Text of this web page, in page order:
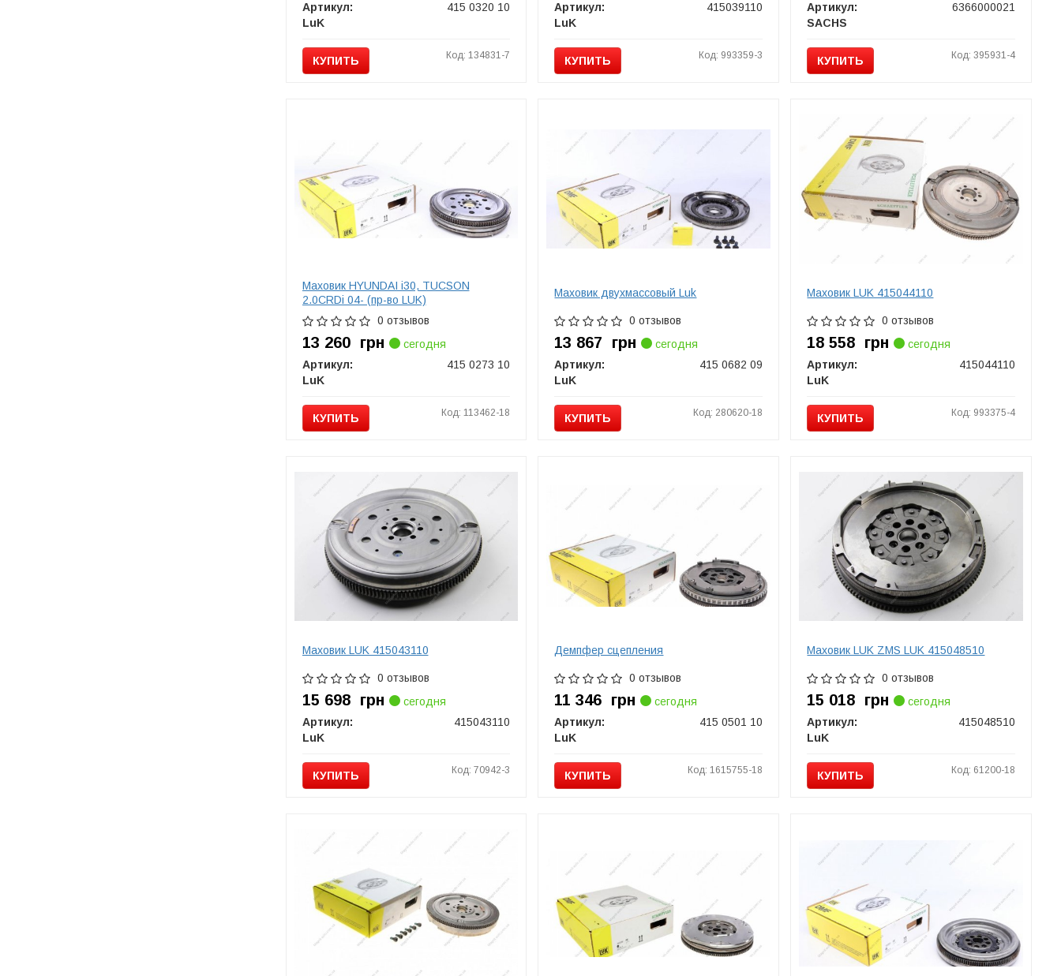
Артикул:
415 0320 10
LuK
КУПИТЬ Код: 134831-7
Артикул:
415039110
LuK
КУПИТЬ Код: 993359-3
Артикул:
6366000021
SACHS
КУПИТЬ Код: 395931-4
Маховик HYUNDAI i30, TUCSON
2.0CRDi 04- (пр-во LUK)
0 отзывов
13 260 грн
сегодня
Артикул:
415 0273 10
LuK
КУПИТЬ Код: 113462-18
Маховик двухмассовый Luk
0 отзывов
13 867 грн
сегодня
Артикул:
415 0682 09
LuK
КУПИТЬ Код: 280620-18
Маховик LUK 415044110
0 отзывов
18 558 грн
сегодня
Артикул:
415044110
LuK
КУПИТЬ Код: 993375-4
Маховик LUK 415043110
0 отзывов
15 698 грн
сегодня
Артикул:
415043110
LuK
КУПИТЬ Код: 70942-3
Демпфер сцепления
0 отзывов
11 346 грн
сегодня
Артикул:
415 0501 10
LuK
КУПИТЬ Код: 1615755-18
Маховик LUK ZMS LUK 415048510
0 отзывов
15 018 грн
сегодня
Артикул:
415048510
LuK
КУПИТЬ Код: 61200-18